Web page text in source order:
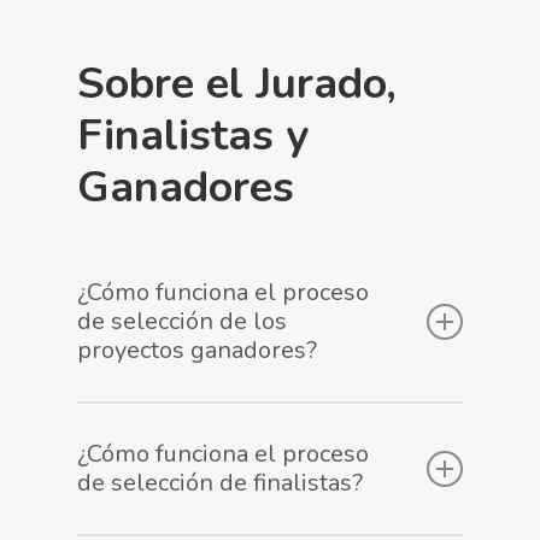
pregunta lo que necesites. El equipo
responsable de los premios te responderá
con la mayor brevedad posible.
Sobre el Jurado,
Finalistas y
Ganadores
¿Cómo funciona el proceso
de selección de los
proyectos ganadores?
Transformación Digital será de carácter
social, profesional y participativo,
¿Cómo funciona el proceso
de selección de finalistas?